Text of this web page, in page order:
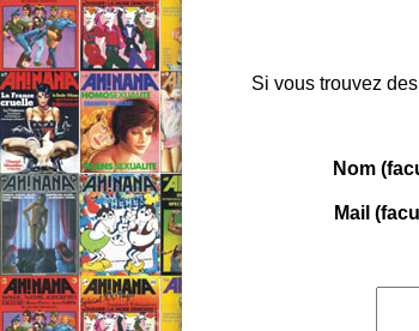
Si vous trouvez
Nom
Mail